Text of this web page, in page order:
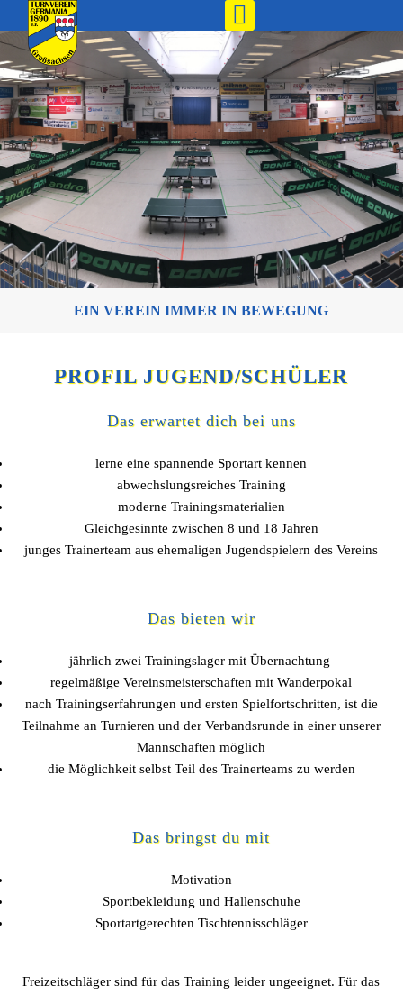
EIN VEREIN IMMER IN BEWEGUNG
PROFIL JUGEND/SCHÜLER
Das erwartet dich bei uns
lerne eine spannende Sportart kennen
abwechslungsreiches Training
moderne Trainingsmaterialien
Gleichgesinnte zwischen 8 und 18 Jahren
junges Trainerteam aus ehemaligen Jugendspielern des Vereins
Das bieten wir
jährlich zwei Trainingslager mit Übernachtung
regelmäßige Vereinsmeisterschaften mit Wanderpokal
nach Trainingserfahrungen und ersten Spielfortschritten, ist die
Teilnahme an Turnieren und der Verbandsrunde in einer unserer
Mannschaften möglich
die Möglichkeit selbst Teil des Trainerteams zu werden
Das bringst du mit
Motivation
Sportbekleidung und Hallenschuhe
Sportartgerechten Tischtennisschläger
Freizeitschläger sind für das Training leider ungeeignet. Für das